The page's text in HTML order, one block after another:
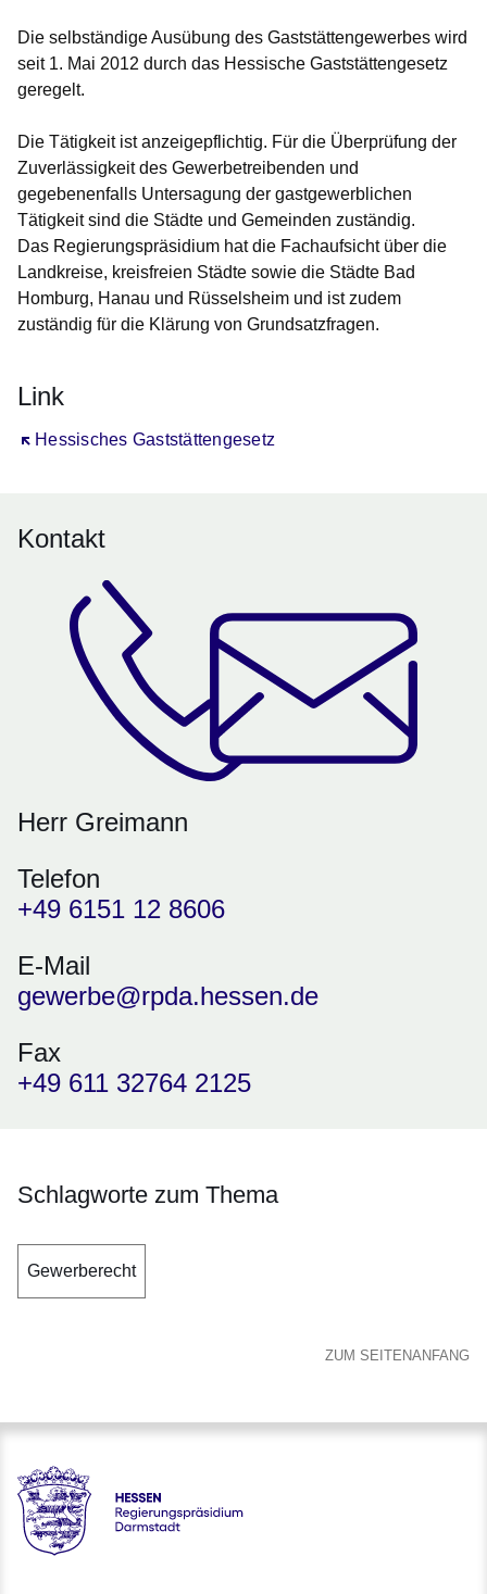
Die selbständige Ausübung des Gaststättengewerbes wird
seit 1. Mai 2012 durch das Hessische Gaststättengesetz
geregelt.
Die Tätigkeit ist anzeigepflichtig. Für die Überprüfung der
Zuverlässigkeit des Gewerbetreibenden und
gegebenenfalls Untersagung der gastgewerblichen
Tätigkeit sind die Städte und Gemeinden zuständig.
Das Regierungspräsidium hat die Fachaufsicht über die
Landkreise, kreisfreien Städte sowie die Städte Bad
Homburg, Hanau und Rüsselsheim und ist zudem
zuständig für die Klärung von Grundsatzfragen.
Link
Hessisches Gaststättengesetz
Öffnet sich in einem neuen Fenster
Kontakt
Herr Greimann
Telefon
+49 6151 12 8606
E-Mail
gewerbe@rpda.hessen.de
Fax
+49 611 32764 2125
Schlagworte zum Thema
Gewerberecht
ZUM SEITENANFANG
Hessen - Regierungspräsidium Darmstadt